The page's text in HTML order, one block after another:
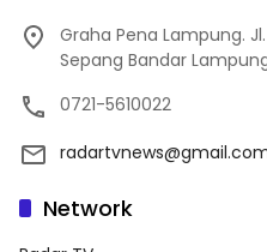
Graha Pena Lampung.
Sepang Bandar
0721-5610022
Network